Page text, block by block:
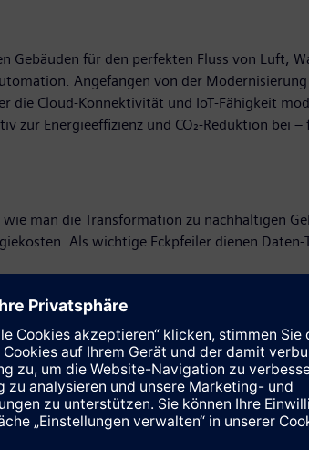
für den perfekten Fluss von Luft,
Angefangen von der
die Cloud-Konnektivität und IoT-Fähigkeit
zur Energieeffizienz und CO₂-Reduktion
man die Transformation zu nachhaltigen
Als wichtige Eckpfeiler dienen
via Webinterface
und die Zutrittskontrolle
die zugleich auch tauglich sind für die
eingesetzt werden
Self-Check-In oder Empfang.